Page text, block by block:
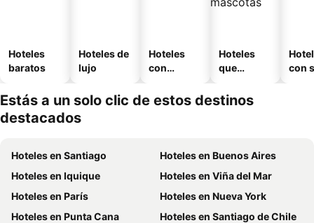
Hoteles
baratos
Hoteles de
lujo
Hoteles
con
Hoteles
que
mascotas
con
Estás a un solo clic de estos destinos
destacados
Hoteles en Santiago
Hoteles en Buenos Aires
Hoteles en Iquique
Hoteles en Viña del Mar
Hoteles en París
Hoteles en Nueva York
Hoteles en Punta Cana
Hoteles en Santiago de Chile